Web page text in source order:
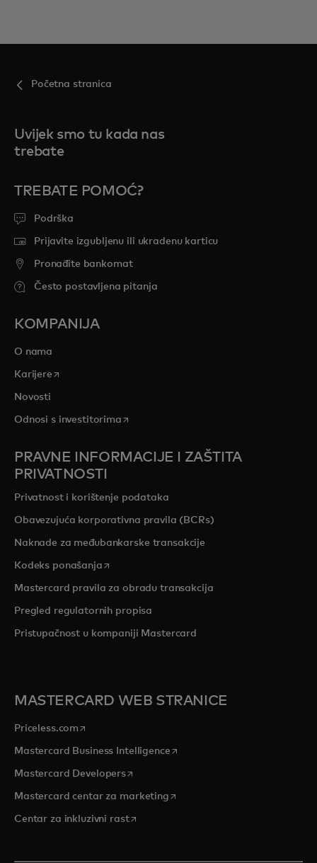
Početna stranica
Uvijek smo tu kada nas
trebate
TREBATE POMOĆ?
Podrška
Prijavite izgubljenu ili ukradenu karticu
Pronađite bankomat
Često postavljena pitanja
KOMPANIJA
O nama
Karijereopens in a new tab
Novosti
Odnosi s investitorimaopens in a new tab
PRAVNE INFORMACIJE I ZAŠTITA
PRIVATNOSTI
Privatnost i korištenje podataka
Obavezujuća korporativna pravila (BCRs)
Naknade za međubankarske transakcije
Kodeks ponašanjaopens in a new tab
Mastercard pravila za obradu transakcija
Pregled regulatornih propisa
Pristupačnost u kompaniji Mastercard
MASTERCARD WEB STRANICE
Priceless.com opens in a new tab
Mastercard Business Intelligenceopens in a new tab
Mastercard Developersopens in a new tab
Mastercard centar za marketingopens in a new tab
Centar za inkluzivni rastopens in a new tab